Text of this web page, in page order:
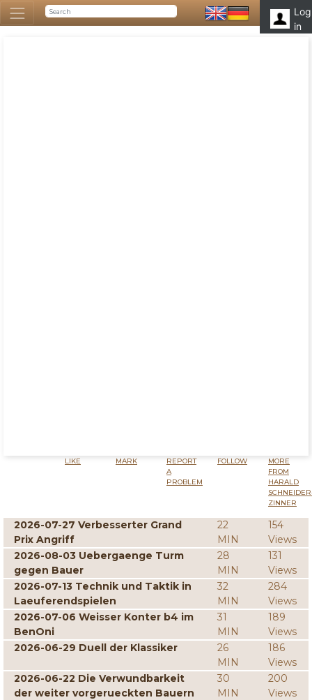
Log
in
LIKE MARK
REPORT
A
PROBLEM
FOLLOW
MORE
FROM
HARALD
ZINNER
2026-07-27 Verbesserter Grand
Prix Angriff
22
MIN
154
Views
2026-08-03 Uebergaenge Turm
gegen Bauer
28
MIN
131
Views
2026-07-13 Technik und Taktik in
Laeuferendspielen
32
MIN
284
Views
2026-07-06 Weisser Konter b4 im
BenOni
31
MIN
189
Views
2026-06-29 Duell der Klassiker
26
MIN
186
Views
2026-06-22 Die Verwundbarkeit
der weiter vorgerueckten Bauern
30
MIN
200
Views